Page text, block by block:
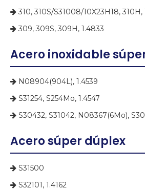
 310, 310S/S31008/10X23H18, 310H,
 309, 309S, 309H, 1.4833
Acero inoxidable
 N08904(904L), 1.4539
 S31254, S254Mo, 1.4547
 S30432, S31042, N08367(6Mo),
Acero súper dúplex
 S31500
 S32101, 1.4162